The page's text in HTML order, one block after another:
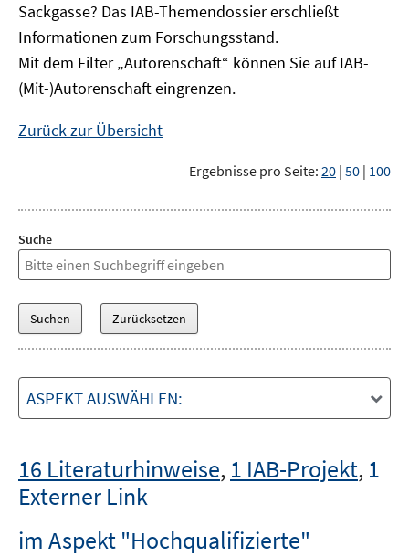
Sackgasse? Das IAB-Themendossier erschließt
Informationen zum Forschungsstand.
Mit dem Filter „Autorenschaft“ können Sie auf IAB-
(Mit-)Autorenschaft eingrenzen.
Zurück zur Übersicht
Ergebnisse pro Seite: 20 | 50 | 100
Suche
ASPEKT AUSWÄHLEN:
16 Literaturhinweise, 1 IAB-Projekt, 1
Externer Link
im Aspekt "Hochqualifizierte"